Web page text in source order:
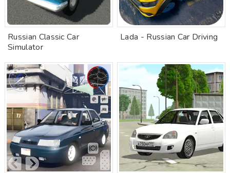
Russian Classic Car
Simulator
Lada - Russian Car Driving